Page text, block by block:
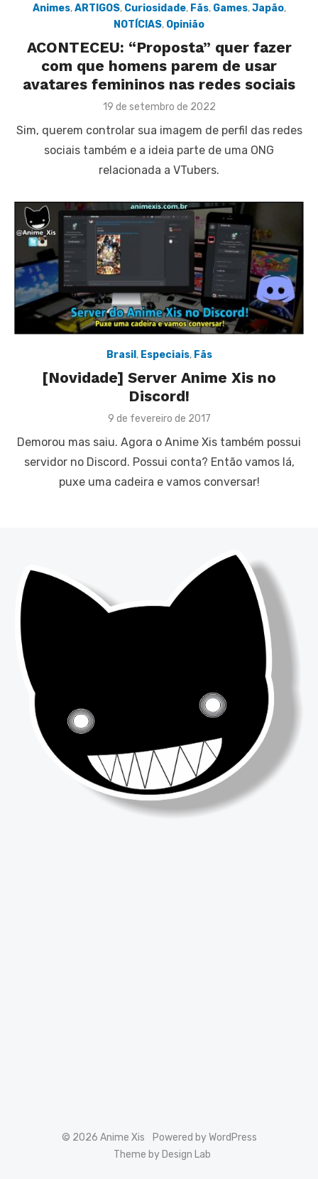
Animes,ARTIGOS, Curiosidade, Fãs, Games,Japão,
NOTÍCIAS, Opinião
ACONTECEU: “Proposta” quer fazer
com que homens parem de usar
avatares femininos nas redes sociais
Posted
19 de setembro de 2022
Sim, querem controlar sua imagem de perfil das redes
sociais também e a ideia parte de uma ONG
relacionada a VTubers.
Brasil, Especiais, Fãs
[Novidade] Server Anime Xis no
Discord!
Posted
9 de fevereiro de 2017
Demorou mas saiu. Agora o Anime Xis também possui
servidor no Discord. Possui conta? Então vamos lá,
puxe uma cadeira e vamos conversar!
© 2026 Anime Xis
Powered by WordPress
Theme by Design Lab